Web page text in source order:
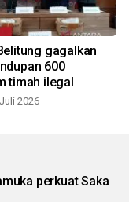
gagalkan
600
timah ilegal
2026
perkuat Saka